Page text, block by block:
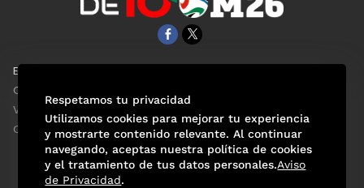
EL UNIVERSAL
Clase
ViveUSA
Confabulario
Respetamos tu privacidad
Utilizamos cookies para mejorar tu experiencia
y mostrarte contenido relevante. Al continuar
navegando, aceptas nuestra política de cookies
y el tratamiento de tus datos personales.Aviso
de Privacidad.